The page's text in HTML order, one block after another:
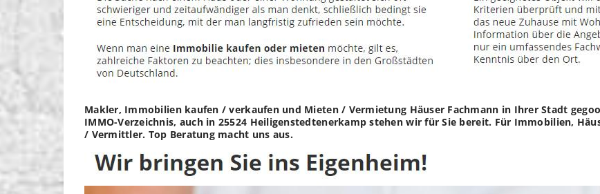
Makler, Immobilien kaufen / verkaufen und Mieten / Vermietung Häuser Fachmann in Ihrer Stadt
IMMO-Verzeichnis, auch in 25524 Heiligenstedtenerkamp stehen wir für Sie bereit. Für Immobilien,
/ Vermittler. Top Beratung macht uns aus.